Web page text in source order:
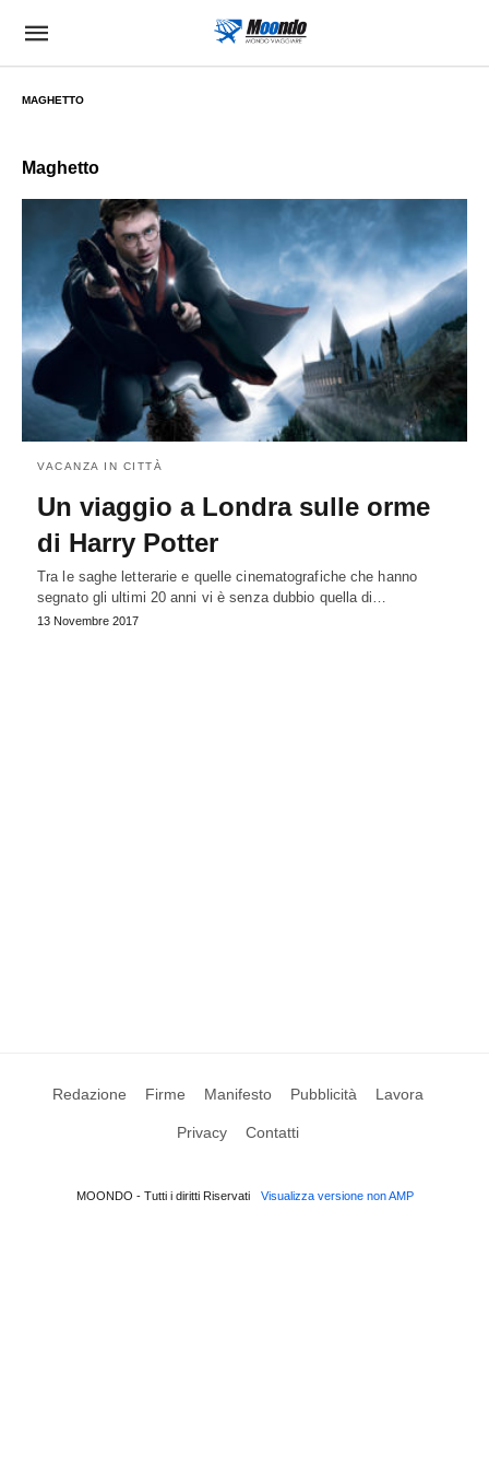
MAGHETTO
Maghetto
VACANZA IN CITTÀ
Un viaggio a Londra sulle orme
di Harry Potter
Tra le saghe letterarie e quelle cinematografiche che hanno
segnato gli ultimi 20 anni vi è senza dubbio quella di…
13 Novembre 2017
Redazione Firme Manifesto Pubblicità Lavora
Privacy Contatti
MOONDO - Tutti i diritti Riservati Visualizza versione non AMP